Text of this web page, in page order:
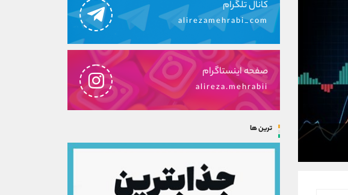
کانال تلگرام
alirezamehrabi_com
صفحه اینستاگرام
alireza.mehrabii
ترین ها